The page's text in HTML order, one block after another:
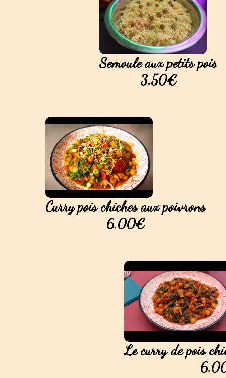
Semoule aux petits pois
3.50€
Curry pois chiches aux poivrons
6.00€
Le curry de pois